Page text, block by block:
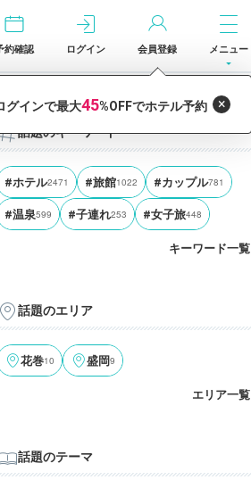
約確認 ログイン 会員登録 メニュー
話題のキーワード
#ホテル2471 #旅館1022 #カップル781
#温泉599 #子連れ253 #女子旅448
キーワード一覧
話題のエリア
花巻10 盛岡9
エリア一覧
話題のテーマ